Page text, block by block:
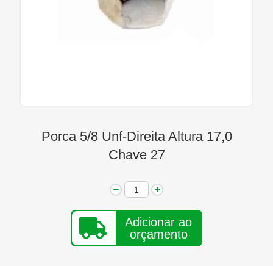
Porca 5/8 Unf-Direita Altura 17,0
Chave 27
Adicionar ao
orçamento